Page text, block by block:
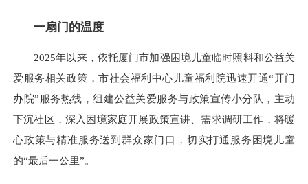
一扇门的温度
2025年以来，依托厦门市加强困境儿童临时照料和公益关
爱服务相关政策，市社会福利中心儿童福利院迅速开通“开门
办院”服务热线，组建公益关爱服务与政策宣传小分队，主动
下沉社区，深入困境家庭开展政策宣讲、需求调研工作，将暖
心政策与精准服务送到群众家门口，切实打通服务困境儿童
的“最后一公里”。